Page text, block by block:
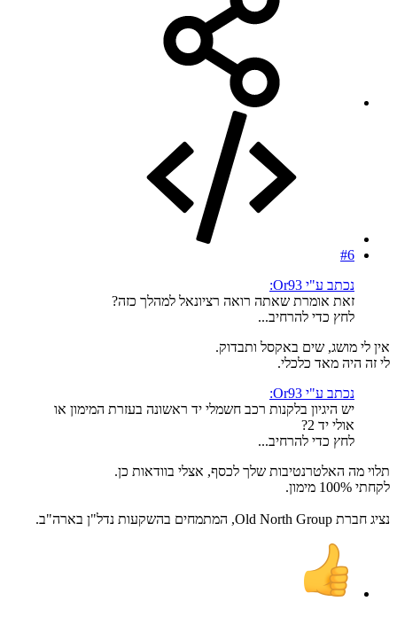
#6
נכתב ע"י Or93:
זאת אומרת שאתה רואה רציונאל למהלך כזה?
לחץ כדי להרחיב...
אין לי מושג, שים באקסל ותבדוק.
לי זה היה מאד כלכלי.
נכתב ע"י Or93:
יש היגיון בלקנות רכב חשמלי יד ראשונה בעזרת המימון או
אולי יד 2?
לחץ כדי להרחיב...
תלוי מה האלטרנטיבות שלך לכסף, אצלי בוודאות כן.
לקחתי 100% מימון.
נציג חברת Old North Group, המתמחים בהשקעות נדל"ן בארה"ב.